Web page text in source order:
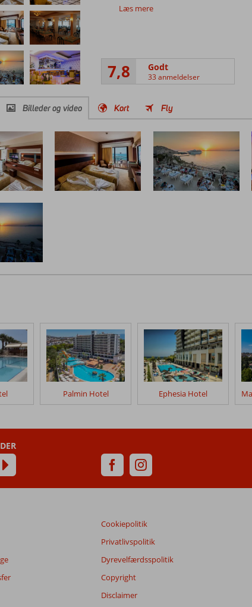
Læs mere
7,8 Godt
33 anmeldelser
Billeder og video Kort Fly
Palmin Hotel Ephesia Hotel
Cookiepolitik
Privatlivspolitik
Dyrevelfærdsspolitik
Copyright
Disclaimer